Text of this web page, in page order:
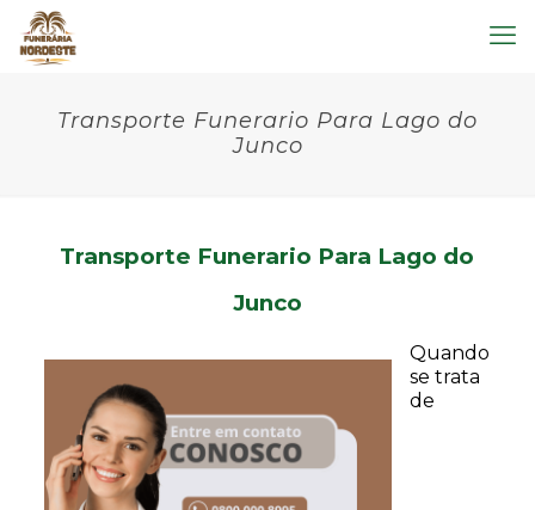
Transporte Funerario Para Lago do
Junco
Transporte Funerario Para Lago do
Junco
Quando
se trata
de